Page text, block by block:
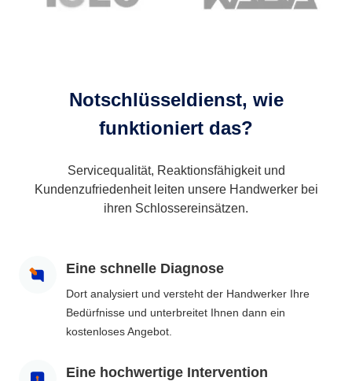
Notschlüsseldienst, wie
funktioniert das?
Servicequalität, Reaktionsfähigkeit und
Kundenzufriedenheit leiten unsere Handwerker bei
ihren Schlossereinsätzen.
Eine schnelle Diagnose
Dort analysiert und versteht der Handwerker Ihre
Bedürfnisse und unterbreitet Ihnen dann ein
kostenloses Angebot.
Eine hochwertige Intervention